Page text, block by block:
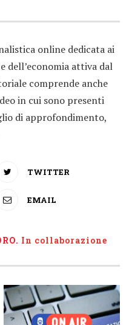
online dedicata ai
dell’economia attiva dal
comprende anche
in cui sono presenti
di approfondimento,
TWITTER
EMAIL
In collaborazione